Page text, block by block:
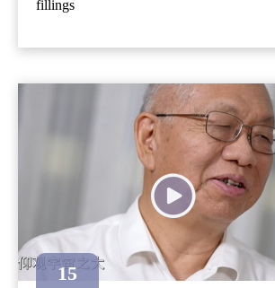
fillings
15